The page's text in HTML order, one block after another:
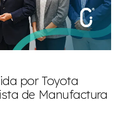
por Toyota
de Manufactura